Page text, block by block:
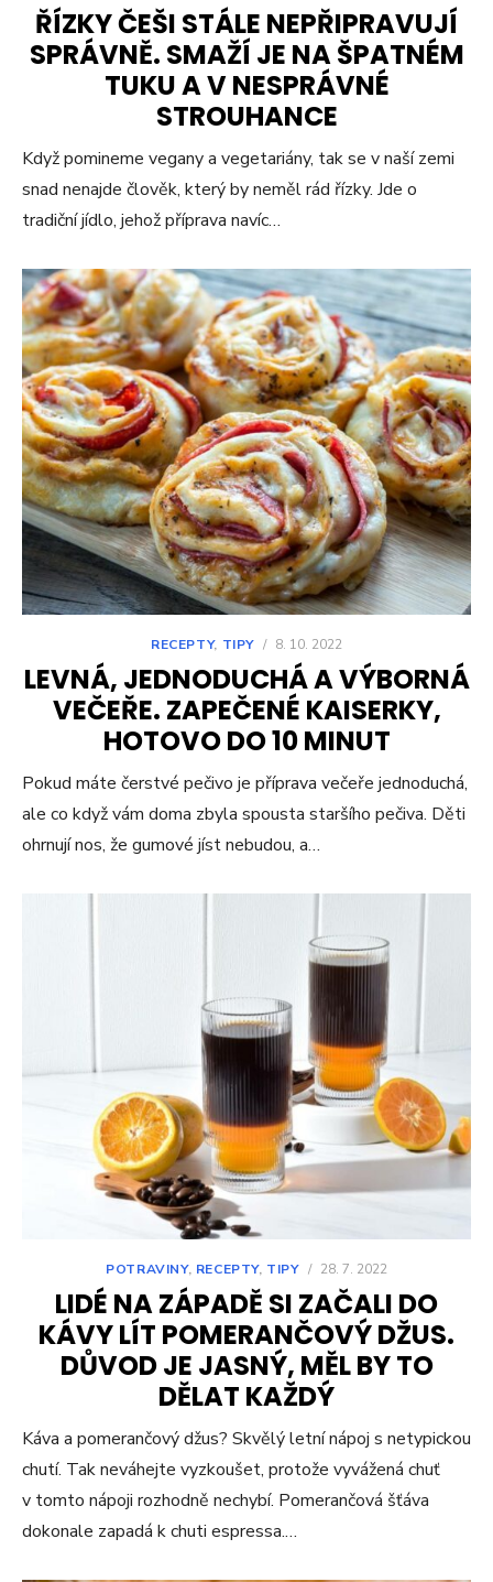
ŘÍZKY ČEŠI STÁLE NEPŘIPRAVUJÍ
SPRÁVNĚ. SMAŽÍ JE NA ŠPATNÉM
TUKU A V NESPRÁVNÉ
STROUHANCE
Když pomineme vegany a vegetariány, tak se v naší zemi
snad nenajde člověk, který by neměl rád řízky. Jde o
tradiční jídlo, jehož příprava navíc…
RECEPTY, TIPY / 8. 10. 2022
LEVNÁ, JEDNODUCHÁ A VÝBORNÁ
VEČEŘE. ZAPEČENÉ KAISERKY,
HOTOVO DO 10 MINUT
Pokud máte čerstvé pečivo je příprava večeře jednoduchá,
ale co když vám doma zbyla spousta staršího pečiva. Děti
ohrnují nos, že gumové jíst nebudou, a…
POTRAVINY, RECEPTY, TIPY / 28. 7. 2022
LIDÉ NA ZÁPADĚ SI ZAČALI DO
KÁVY LÍT POMERANČOVÝ DŽUS.
DŮVOD JE JASNÝ, MĚL BY TO
DĚLAT KAŽDÝ
Káva a pomerančový džus? Skvělý letní nápoj s netypickou
chutí. Tak neváhejte vyzkoušet, protože vyvážená chuť
v tomto nápoji rozhodně nechybí. Pomerančová šťáva
dokonale zapadá k chuti espressa.…